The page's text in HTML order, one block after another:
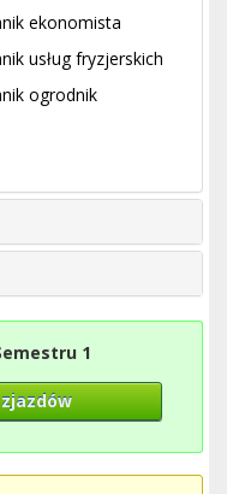
ekonomista
usług fryzjerskich
ogrodnik
1